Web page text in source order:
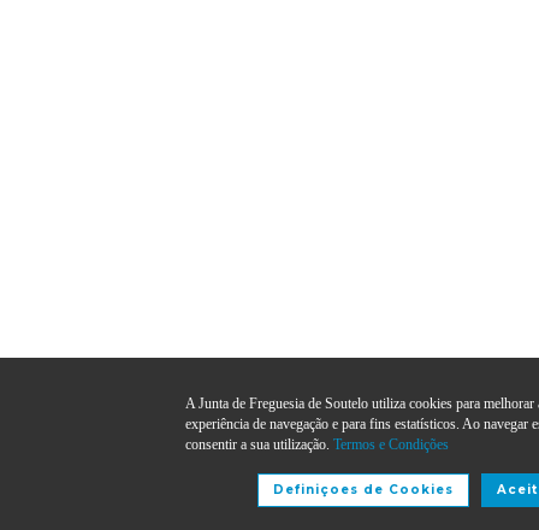
A Junta de Freguesia de Soutelo utiliza cookies para melhorar
experiência de navegação e para fins estatísticos. Ao navegar
consentir a sua utilização. Termos e Condições
Definiçoes de Cookies